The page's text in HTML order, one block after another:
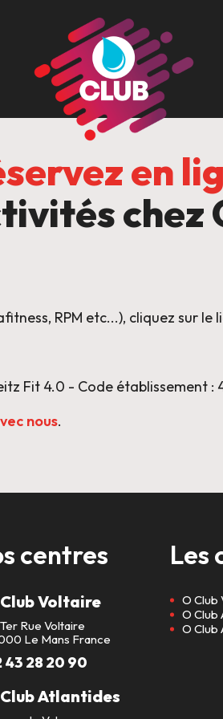
en
chez
RPM etc...), cliquez sur le
Fit 4.0 - Code établissement :
nous.
centres
Voltaire
Rue Voltaire
Le Mans France
43 28 20 90
Atlantides
Les
O Club
O Club
O Club